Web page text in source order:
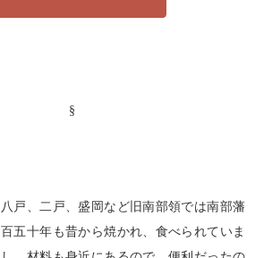
§
戸、二戸、盛岡など旧南部領では南部藩
五十年も昔から焼かれ、食べられていま